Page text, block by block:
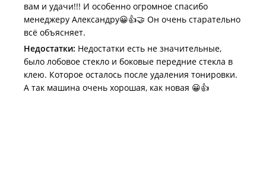
вам и удачи!!! И особенно огромное спасибо
менеджеру Александру😀👍🤝 Он очень старательно
всё объясняет.
Недостатки: Недостатки есть не значительные,
было лобовое стекло и боковые передние стекла в
клею. Которое осталось после удаления тонировки.
А так машина очень хорошая, как новая 😀👍